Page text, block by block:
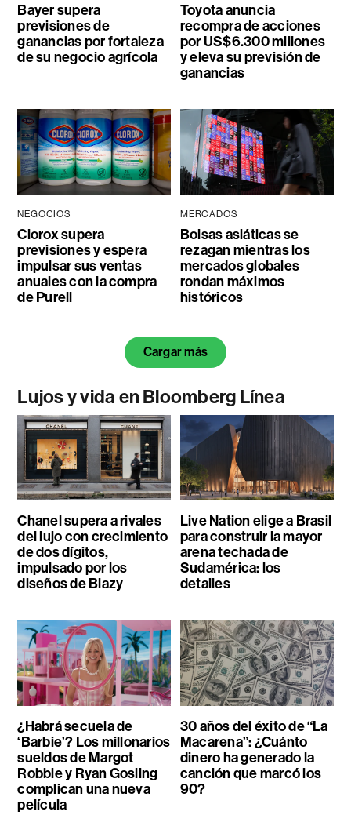
Bayer supera
previsiones de
ganancias por fortaleza
de su negocio agrícola
Toyota anuncia
recompra de acciones
por US$6.300 millones
y eleva su previsión de
ganancias
NEGOCIOS
Clorox supera
previsiones y espera
impulsar sus ventas
anuales con la compra
de Purell
MERCADOS
Bolsas asiáticas se
rezagan mientras los
mercados globales
rondan máximos
históricos
Cargar más
Lujos y vida en Bloomberg Línea
Chanel supera a rivales
del lujo con crecimiento
de dos dígitos,
impulsado por los
diseños de Blazy
Live Nation elige a Brasil
para construir la mayor
arena techada de
Sudamérica: los
detalles
¿Habrá secuela de
‘Barbie’? Los millonarios
sueldos de Margot
Robbie y Ryan Gosling
complican una nueva
película
30 años del éxito de “La
Macarena”: ¿Cuánto
dinero ha generado la
canción que marcó los
90?